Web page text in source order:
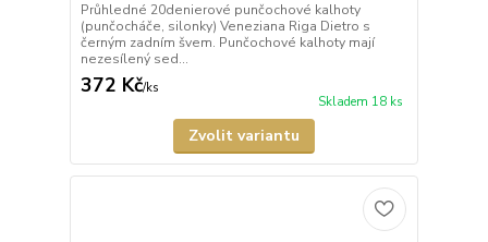
Průhledné 20denierové punčochové kalhoty
(punčocháče, silonky) Veneziana Riga Dietro s
černým zadním švem. Punčochové kalhoty mají
nezesílený sed...
372 Kč/ks
Skladem 18 ks
Zvolit variantu